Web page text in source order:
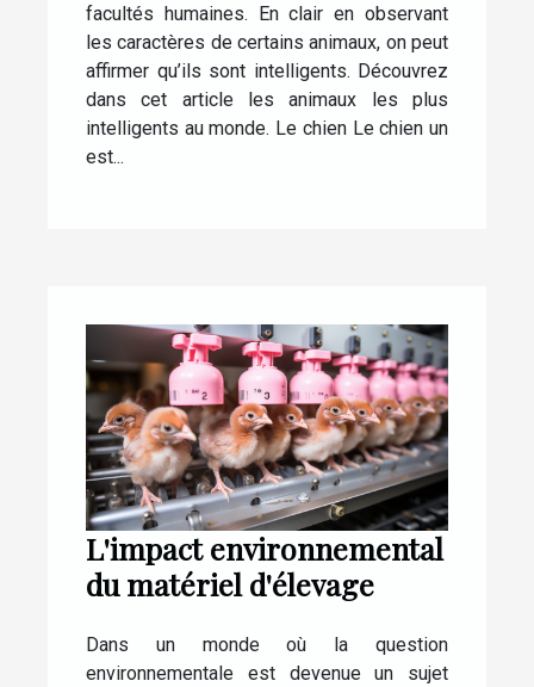
facultés humaines. En clair en observant
les caractères de certains animaux, on peut
affirmer qu’ils sont intelligents. Découvrez
dans cet article les animaux les plus
intelligents au monde. Le chien Le chien un
est...
L'impact environnemental
du matériel d'élevage
Dans un monde où la question
environnementale est devenue un sujet